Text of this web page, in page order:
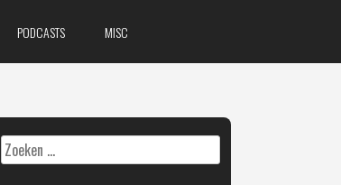
PODCASTS MISC
Zoeken
naar: